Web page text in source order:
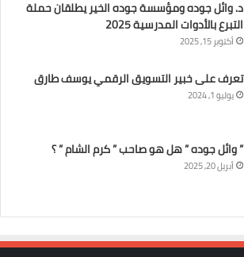
د. وائل جوده ومؤسسة جوده الخير يطلقان حملة
التبرع بالأدوات المدرسية 2025
أكتوبر 15, 2025
تعرف على خبير التسويق الرقمي يوسف طارق
يوليو 1, 2024
” وائل جوده ” هل هو صاحب ” كرم الشام ” ؟
أبريل 20, 2025